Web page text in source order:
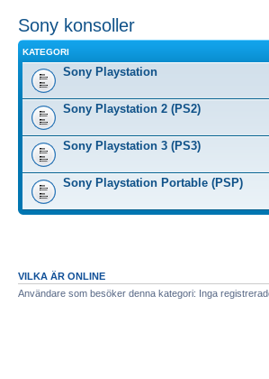
Sony konsoller
KATEGORI
Sony Playstation
Sony Playstation 2 (PS2)
Sony Playstation 3 (PS3)
Sony Playstation Portable (PSP)
VILKA ÄR ONLINE
Användare som besöker denna kategori: Inga